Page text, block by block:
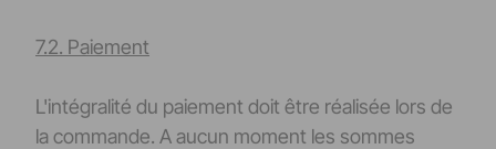
7.2. Paiement
L'intégralité du paiement doit être réalisée lors de
la commande. A aucun moment les sommes